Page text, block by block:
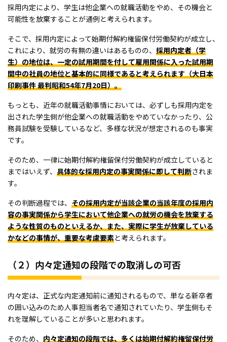
採用内定により、学生は他企業への就職活動をやめ、その機会と
可能性を放棄することが通例と考えられます。
そこで、採用内定によって始期付解約権留保付労働契約が成立し、
これにより、就労の有無の違いはあるものの、 採用内定者（学
生）の地位は、一定の試用期間を付して雇用関係に入った試用期
間中の社員の地位と基本的に同様であると考えられます（大日本
印刷事件 最判昭和54年7月20日）。
もっとも、近年の就職活動事情においては、必ずしも採用内定を
出された学生側が他企業への就職活動をやめていなかったり、公
務員試験を受験しているなど、多様な状況が想定されるのも事実
です。
そのため、一律に始期付解約権留保付労働契約が成立していると
まではいえず、 具体的な採用内定の事実関係に即して判断されま
す。
その判断過程では、 その採用内定が当該企業の当該年度の採用内
容の事実関係から学生において他企業への就労の機会を放棄する
ような性質のものといえるか、また、実際に学生が放棄している
かなどの事情が、重要な考慮要素と考えられます。
（２）内々定通知の段階での取消しの可否
内々定は、正式な内定通知前に通知されるもので、単なる新卒者
の囲い込みのため人事担当者名で通知されていたり、学生側もそ
れを理解していることが多いと思われます。
そのため、 内々定通知の段階では、多くは始期付解約権留保付労